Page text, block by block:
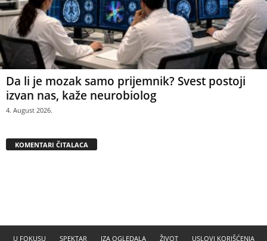
Da li je mozak samo prijemnik? Svest postoji
izvan nas, kaže neurobiolog
4. August 2026.
KOMENTARI ČITALACA
U FOKUSU SPEKTAR IZA OGLEDALA ŽIVOT USLOVI KORIŠĆENJA